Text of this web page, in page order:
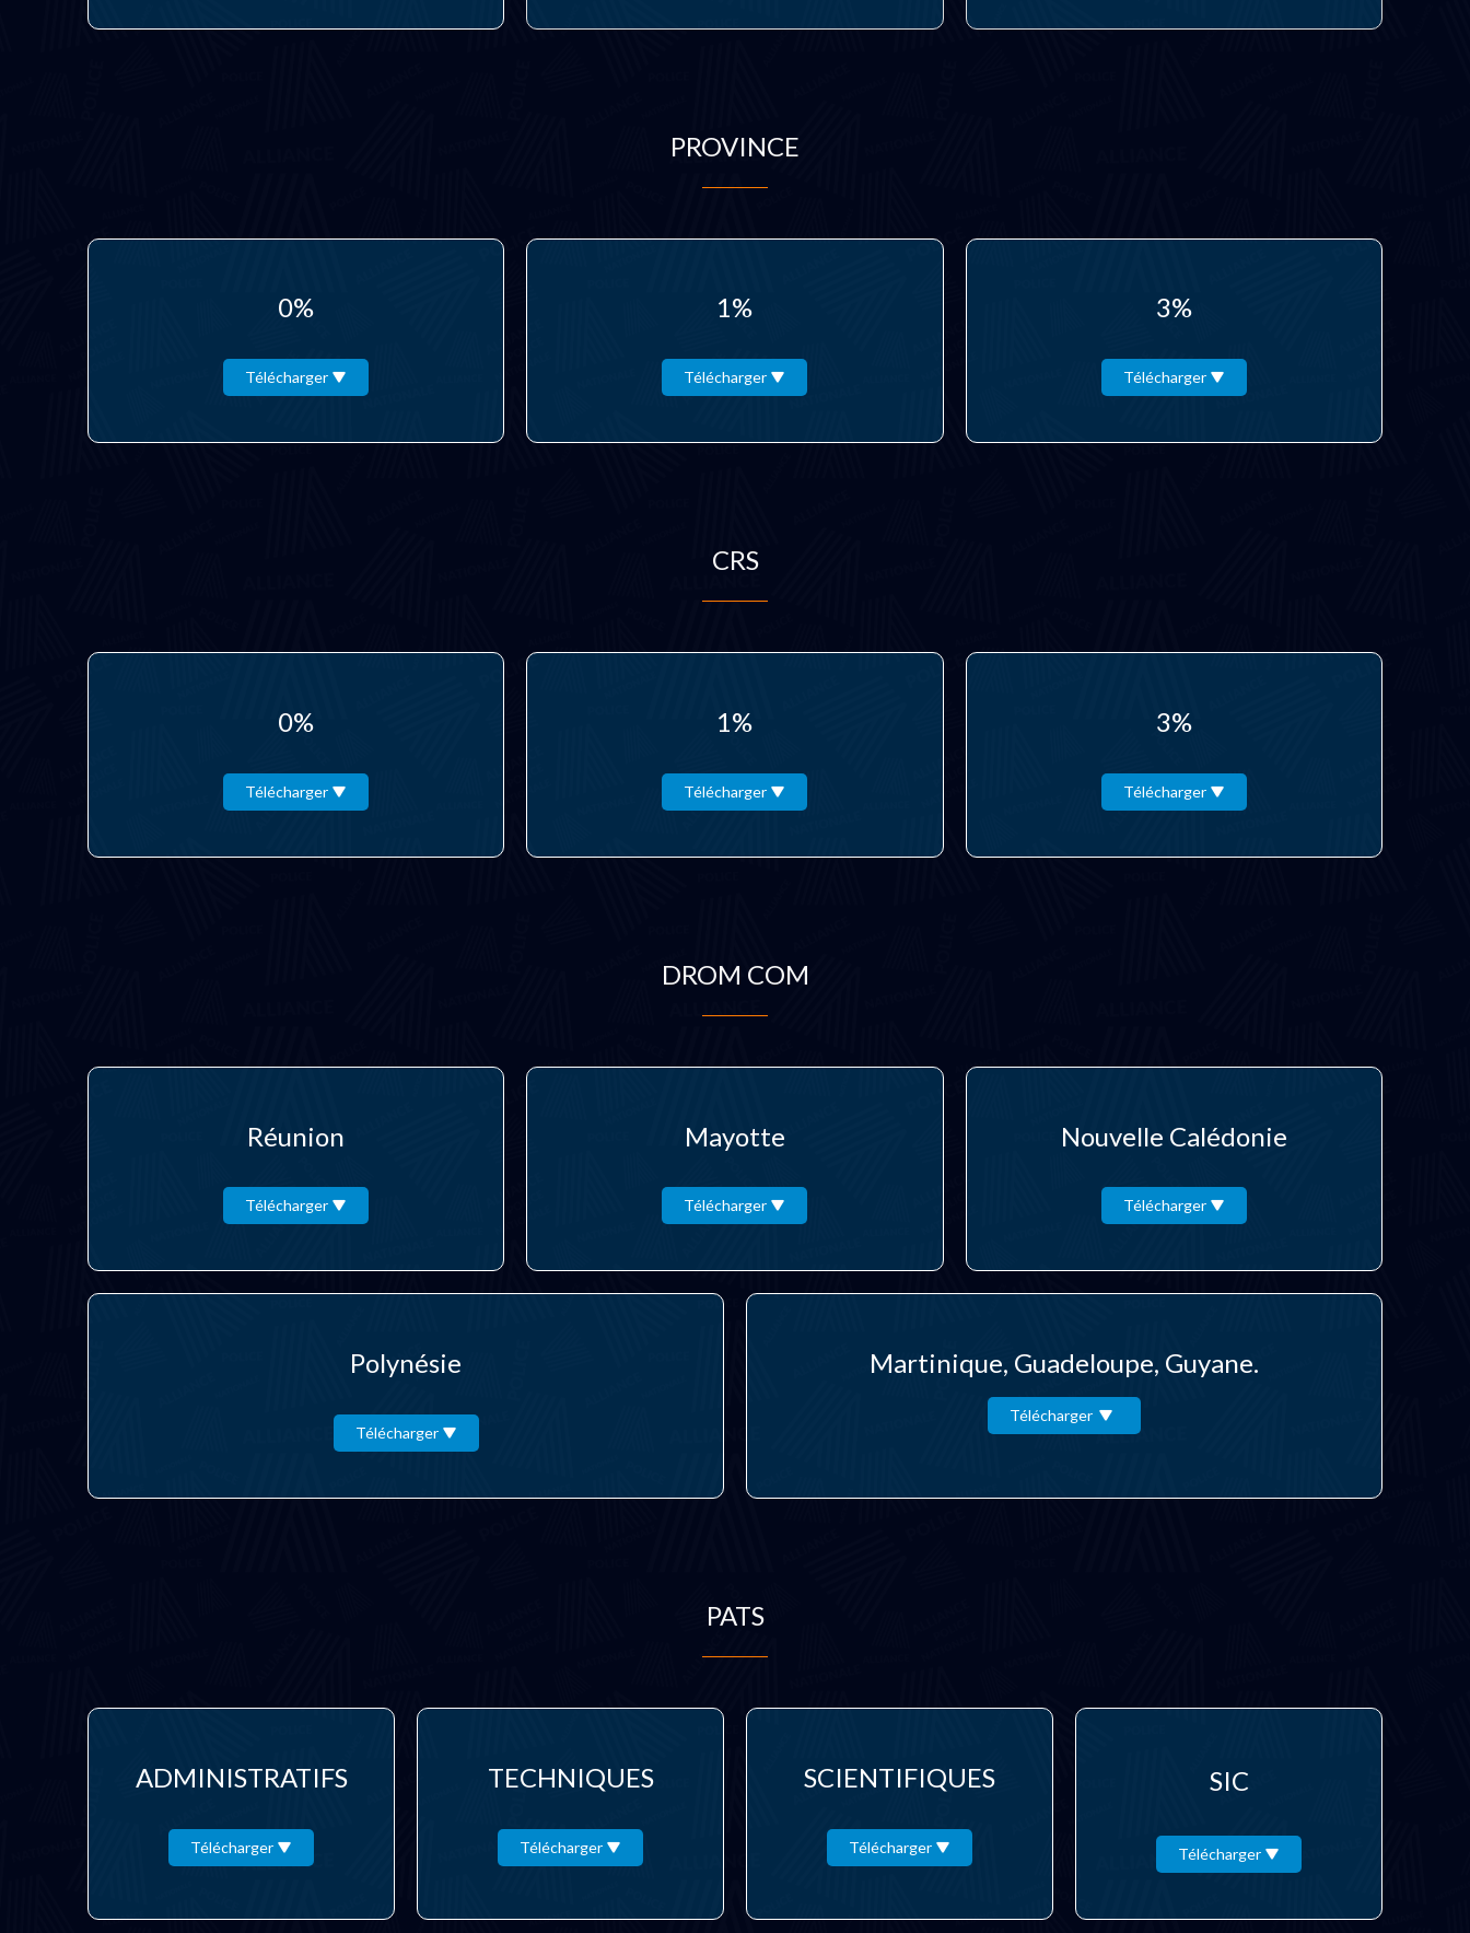
PROVINCE
0%
Télécharger
1%
Télécharger
3%
Télécharger
CRS
0%
Télécharger
1%
Télécharger
3%
Télécharger
DROM COM
Réunion
Télécharger
Mayotte
Télécharger
Nouvelle Calédonie
Télécharger
Polynésie
Télécharger
Martinique, Guadeloupe, Guyane.
Télécharger
PATS
ADMINISTRATIFS
Télécharger
TECHNIQUES
Télécharger
SCIENTIFIQUES
Télécharger
SIC
Télécharger